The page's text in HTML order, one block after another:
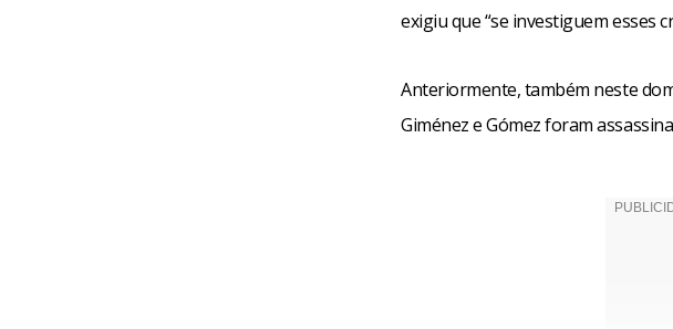
exigiu que “se investiguem esses
Anteriormente, também neste
Giménez e Gómez foram